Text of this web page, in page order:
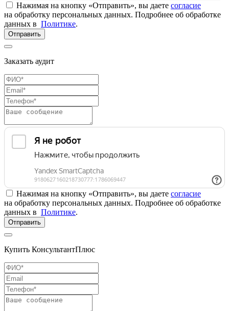
Нажимая на кнопку «Отправить», вы даете согласие
на обработку персональных данных. Подробнее об обработке
данных в Политике.
Отправить
Заказать аудит
Нажимая на кнопку «Отправить», вы даете согласие
на обработку персональных данных. Подробнее об обработке
данных в Политике.
Отправить
Купить КонсультантПлюс